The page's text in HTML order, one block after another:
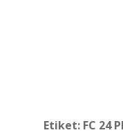
Etiket: FC 24